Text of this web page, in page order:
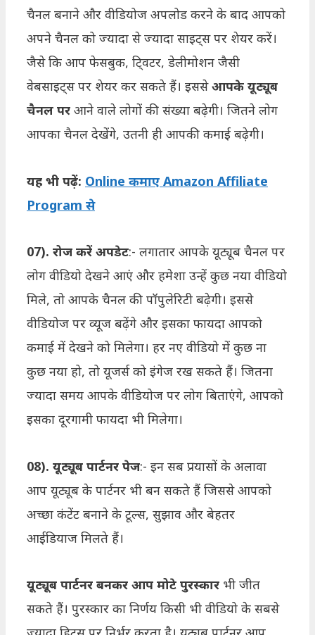
चैनल बनाने और वीडियोज अपलोड करने के बाद आपको
अपने चैनल को ज्यादा से ज्यादा साइट्स पर शेयर करें।
जैसे कि आप फेसबुक, टि्वटर, डेलीमोशन जैसी
वेबसाइट्स पर शेयर कर सकते हैं। इससेआपके यूट्यूब
चैनल पर आने वाले लोगों की संख्या बढ़ेगी। जितने लोग
आपका चैनल देखेंगे, उतनी ही आपकी कमाई बढ़ेगी।
यह भी पढ़ें: Online कमाए Amazon Affiliate
Program से
07). रोज करें अपडेट:- लगातार आपके यूट्यूब चैनल पर
लोग वीडियो देखने आएं और हमेशा उन्हें कुछ नया वीडियो
मिले, तो आपके चैनल की पॉपुलेरिटी बढ़ेगी। इससे
वीडियोज पर व्यूज बढ़ेंगे और इसका फायदा आपको
कमाई में देखने को मिलेगा। हर नए वीडियो में कुछ ना
कुछ नया हो, तो यूजर्स को इंगेज रख सकते हैं। जितना
ज्यादा समय आपके वीडियोज पर लोग बिताएंगे, आपको
इसका दूरगामी फायदा भी मिलेगा।
08). यूट्यूब पार्टनर पेज:- इन सब प्रयासों के अलावा
आप यूट्यूब के पार्टनर भी बन सकते हैं जिससे आपको
अच्छा कंटेंट बनाने के टूल्स, सुझाव और बेहतर
आईडियाज मिलते हैं।
यूट्यूब पार्टनर बनकर आप मोटे पुरस्कार भी जीत
सकते हैं। पुरस्कार का निर्णय किसी भी वीडियो के सबसे